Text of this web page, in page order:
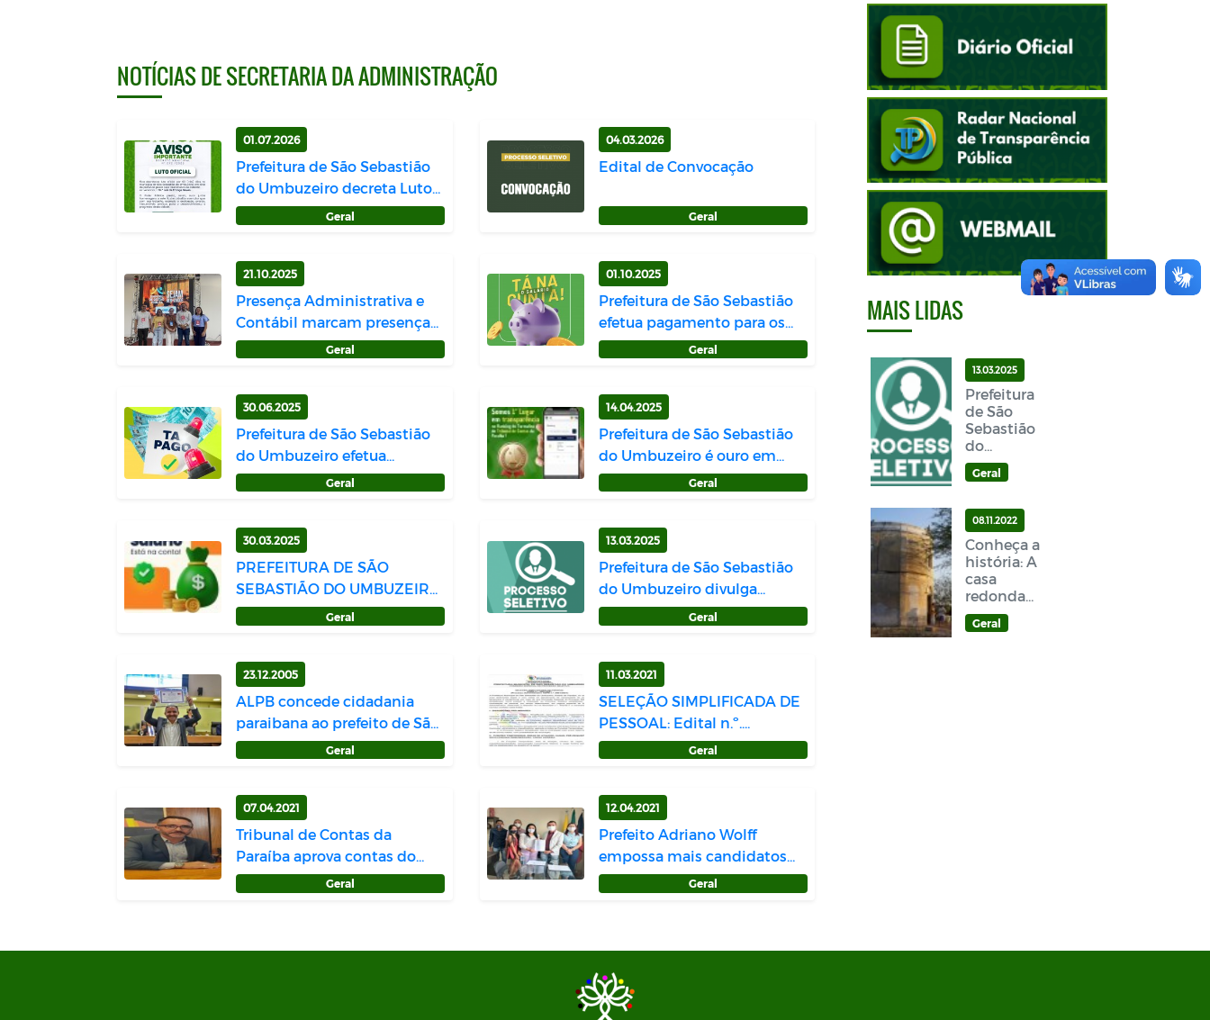
NOTÍCIAS DE SECRETARIA DA ADMINISTRAÇÃO
01.07.2026
Prefeitura de São Sebastião
do Umbuzeiro decreta Luto
Oficia...
Geral
04.03.2026
Edital de Convocação
Geral
21.10.2025
Presença Administrativa e
Contábil marcam presença
no Simpós... Geral
01.10.2025
Prefeitura de São Sebastião
efetua pagamento para os
Servido...
Geral
30.06.2025
Prefeitura de São Sebastião
do Umbuzeiro efetua
pagamento re...
Geral
14.04.2025
Prefeitura de São Sebastião
do Umbuzeiro é ouro em
Gestão F...
Geral
30.03.2025
PREFEITURA DE SÃO
SEBASTIÃO DO UMBUZEIRO
EFETUA PAGAMENTO RE...
Geral
13.03.2025
Prefeitura de São Sebastião
do Umbuzeiro divulga
resultado d...Geral
23.12.2005
ALPB concede cidadania
paraibana ao prefeito de São
Sebastiã...
Geral
11.03.2021
SELEÇÃO SIMPLIFICADA DE
PESSOAL: Edital n.º.
0001/2021
Geral
07.04.2021
Tribunal de Contas da
Paraíba aprova contas do
ano 2019 do p...
Geral
12.04.2021
Prefeito Adriano Wolff
empossa mais candidatos
aprovados no...Geral
MAIS LIDAS
13.03.2025
Prefeitura
de São
Sebastião
do
Umbuzeiro
divulga
do Processo
Seletivo
Geral
08.11.2022
Conheça a
história: A
casa
redonda
uma
história viva
Geral